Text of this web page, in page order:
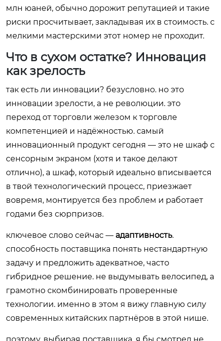
млн юаней, обычно дорожит репутацией и такие
риски просчитывает, закладывая их в стоимость. с
мелкими мастерскими этот номер не проходит.
Что в сухом остатке? Инновация
как зрелость
так есть ли инновации? безусловно. но это
инновации зрелости, а не революции. это
переход от торговли железом к торговле
компетенцией и надёжностью. самый
инновационный продукт сегодня — это не шкаф с
сенсорным экраном (хотя и такое делают
отлично), а шкаф, который идеально вписывается
в твой технологический процесс, приезжает
вовремя, монтируется без проблем и работает
годами без сюрпризов.
ключевое слово сейчас — адаптивность.
способность поставщика понять нестандартную
задачу и предложить адекватное, часто
гибридное решение. не выдумывать велосипед, а
грамотно скомбинировать проверенные
технологии. именно в этом я вижу главную силу
современных китайских партнёров в этой нише.